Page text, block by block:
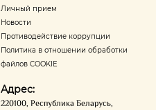
Личный прием
Новости
Противодействие коррупции
Политика в отношении обработки
файлов COOKIE
Адрес:
220100 Республика Беларусь